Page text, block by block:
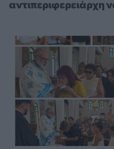
αντιπεριφερειάρχη